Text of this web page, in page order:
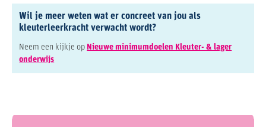
Wil je meer weten wat er concreet van jou als
kleuterleerkracht verwacht wordt?
Neem een kijkje op Nieuwe minimumdoelen Kleuter- & lager
onderwijs